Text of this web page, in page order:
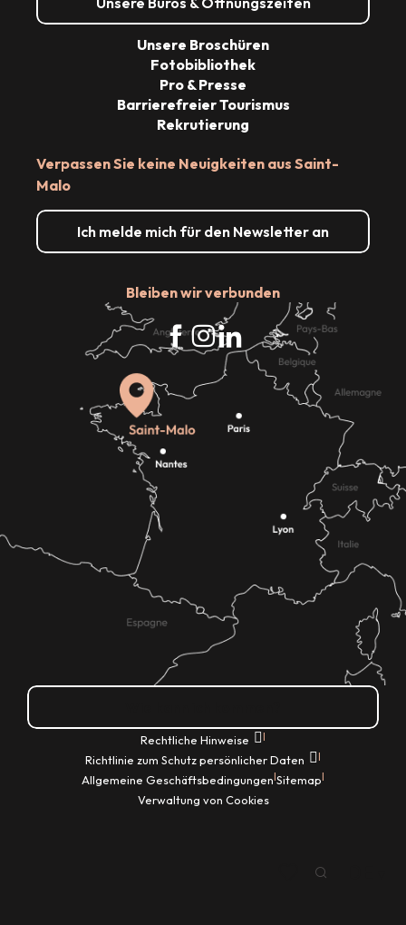
Verpassen Sie keine Neuigkeiten aus Saint-
Malo
Ich melde mich für den Newsletter an
Bleiben wir verbunden
Unsere Broschüren
Fotobibliothek
Pro & Presse
Barrierefreier Tourismus
Rekrutierung
Rechtliche Hinweise |
Richtlinie zum Schutz persönlicher Daten |
Allgemeine Geschäftsbedingungen|Sitemap|
Verwaltung von Cookies